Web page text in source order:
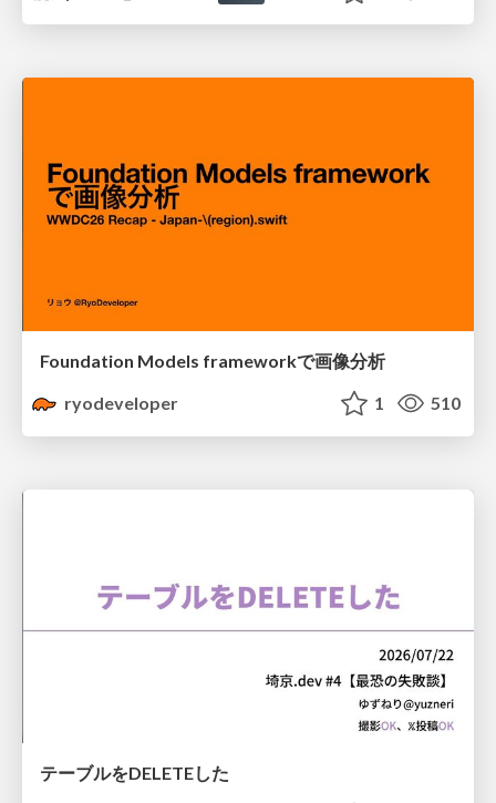
Foundation Models frameworkで画像分析
ryodeveloper
1 510
テーブルをDELETEした